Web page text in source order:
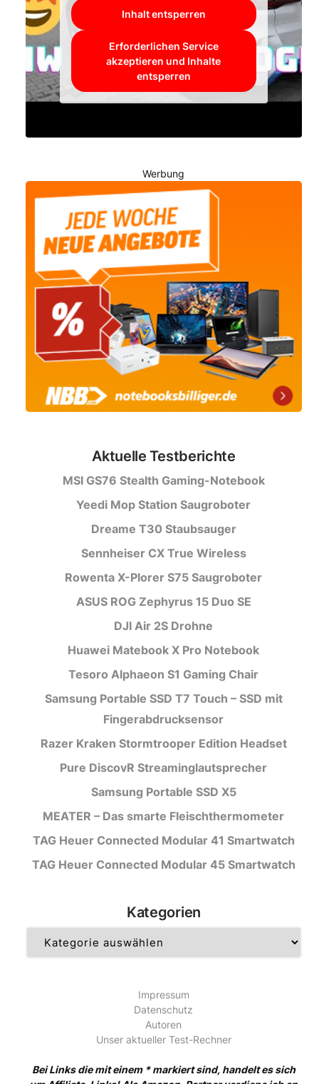
Inhalt entsperren
Erforderlichen Service
akzeptieren und Inhalte
entsperren
Werbung
Aktuelle Testberichte
MSI GS76 Stealth Gaming-Notebook
Yeedi Mop Station Saugroboter
Dreame T30 Staubsauger
Sennheiser CX True Wireless
Rowenta X-Plorer S75 Saugroboter
ASUS ROG Zephyrus 15 Duo SE
DJI Air 2S Drohne
Huawei Matebook X Pro Notebook
Tesoro Alphaeon S1 Gaming Chair
Samsung Portable SSD T7 Touch – SSD mit
Fingerabdrucksensor
Razer Kraken Stormtrooper Edition Headset
Pure DiscovR Streaminglautsprecher
Samsung Portable SSD X5
MEATER – Das smarte Fleischthermometer
TAG Heuer Connected Modular 41 Smartwatch
TAG Heuer Connected Modular 45 Smartwatch
Kategorien
Impressum
Datenschutz
Autoren
Unser aktueller Test-Rechner
Bei Links die mit einem * markiert sind, handelt es sich